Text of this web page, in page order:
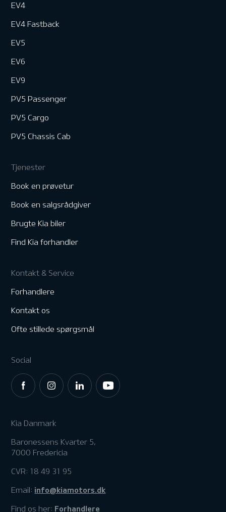
EV4
EV4 Fastback
EV5
EV6
EV9
PV5 Passenger
PV5 Cargo
PV5 Chassis Cab
Tjenester
Book en prøvetur
Book en salgsrådgiver
Brugte Kia biler
Find Kia forhandler
Kontakt & Service
Forhandlere
Kontakt os
Ofte stillede spørgsmål
Social
Kia Danmark
Baronessens Kvarter 5,
7000 Fredericia
CVR: 18 49 31 95
Email: info@kiamotors.dk
Find os her: Forhandlere